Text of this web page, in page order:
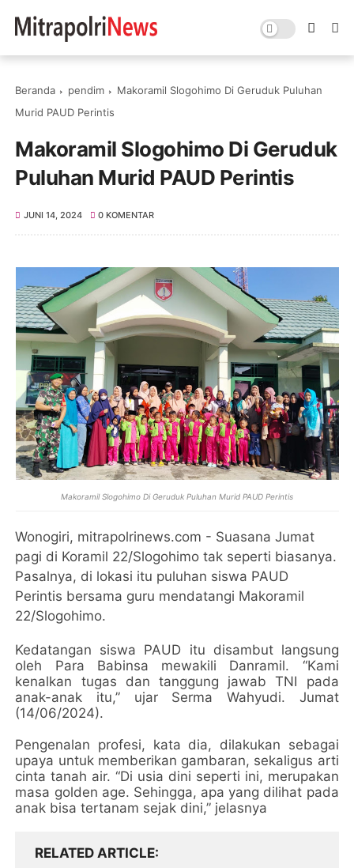
Beranda pendim
Makoramil Slogohimo Di Geruduk Puluhan
Murid PAUD Perintis
Makoramil Slogohimo Di Geruduk
Puluhan Murid PAUD Perintis
JUNI 14, 2024 0 KOMENTAR
Makoramil Slogohimo Di Geruduk Puluhan Murid PAUD Perintis
Wonogiri, mitrapolrinews.com - Suasana Jumat
pagi di Koramil 22/Slogohimo tak seperti biasanya.
Pasalnya, di lokasi itu puluhan siswa PAUD
Perintis bersama guru mendatangi Makoramil
22/Slogohimo.
Kedatangan siswa PAUD itu disambut langsung
oleh Para Babinsa mewakili Danramil. “Kami
kenalkan tugas dan tanggung jawab TNI pada
anak-anak itu,” ujar Serma Wahyudi. Jumat
(14/06/2024).
Pengenalan profesi, kata dia, dilakukan sebagai
upaya untuk memberikan gambaran, sekaligus arti
cinta tanah air. “Di usia dini seperti ini, merupakan
masa golden age. Sehingga, apa yang dilihat pada
anak bisa tertanam sejak dini,” jelasnya
RELATED ARTICLE